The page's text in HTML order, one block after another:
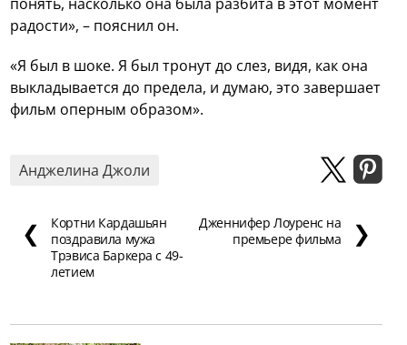
радости», – пояснил он.
«Я был в шоке. Я был тронут до слез, видя, как она
выкладывается до предела, и думаю, это завершает
фильм оперным образом».
Анджелина Джоли
❮
Кортни Кардашьян
поздравила мужа
Трэвиса Баркера с 49-
летием
Дженнифер Лоуренс на
премьере фильма
❯